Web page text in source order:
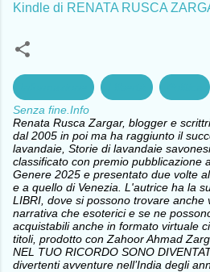
Kindle di RENATA RUSCA
Senza fine.Info
Renata Rusca Zargar, blogger e
dal 2005 in poi ma ha raggiunto il
lavandaie, Storie di lavandaie
classificato con premio pubblicazione
Genere 2025 e presentato due volte
e a quello di Venezia. L'autrice ha la
LIBRI, dove si possono trovare anche
narrativa che esoterici e se ne
acquistabili anche in formato virtuale
titoli, prodotto con Zahoor Ahmad
NEL TUO RICORDO SONO
divertenti avventure nell’India degli